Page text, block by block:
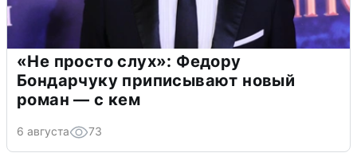
«Не просто слух»: Федору
Бондарчуку приписывают новый
роман — с кем
6 августа 73